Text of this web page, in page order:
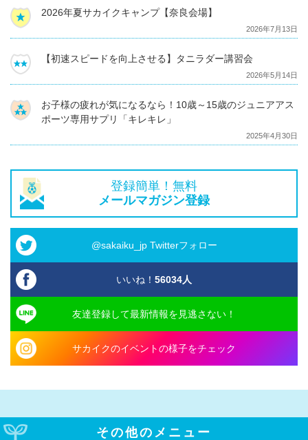
2026年夏サカイクキャンプ【奈良会場】
2026年7月13日
【初速スピードを向上させる】タニラダー講習会
2026年5月14日
お子様の疲れが気になるなら！10歳～15歳のジュニアアス
ポーツ専用サプリ「キレキレ」
2025年4月30日
登録簡単！無料
メールマガジン登録
@sakaiku_jp Twitterフォロー
いいね！ 56034人
友達登録して最新情報を見逃さない！
サカイクのイベントの様子をチェック
その他のメニュー